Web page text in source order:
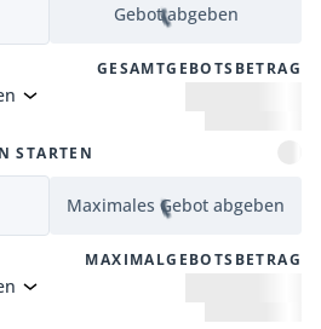
Gebot abgeben
GESAMTGEBOTSBETRAG
STARTEN
Maximales Gebot abgeben
MAXIMALGEBOTSBETRAG